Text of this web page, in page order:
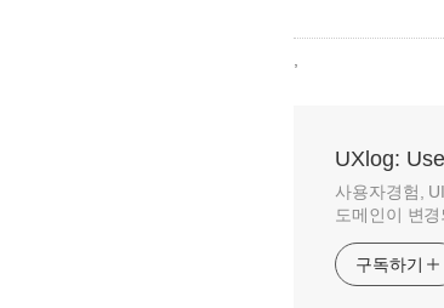
UXlog:
사용자경험,
도메인이 변
구독하기